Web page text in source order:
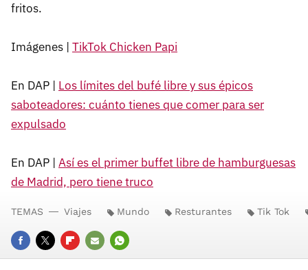
fritos.
Imágenes | TikTok Chicken Papi
En DAP | Los límites del bufé libre y sus épicos
saboteadores: cuánto tienes que comer para ser
expulsado
En DAP | Así es el primer buffet libre de hamburguesas
de Madrid, pero tiene truco
FACEBOOK
TWITTERFLIPBOARD
E- WHATSAPP
TEMAS Viajes Mundo Resturantes Tik Tok